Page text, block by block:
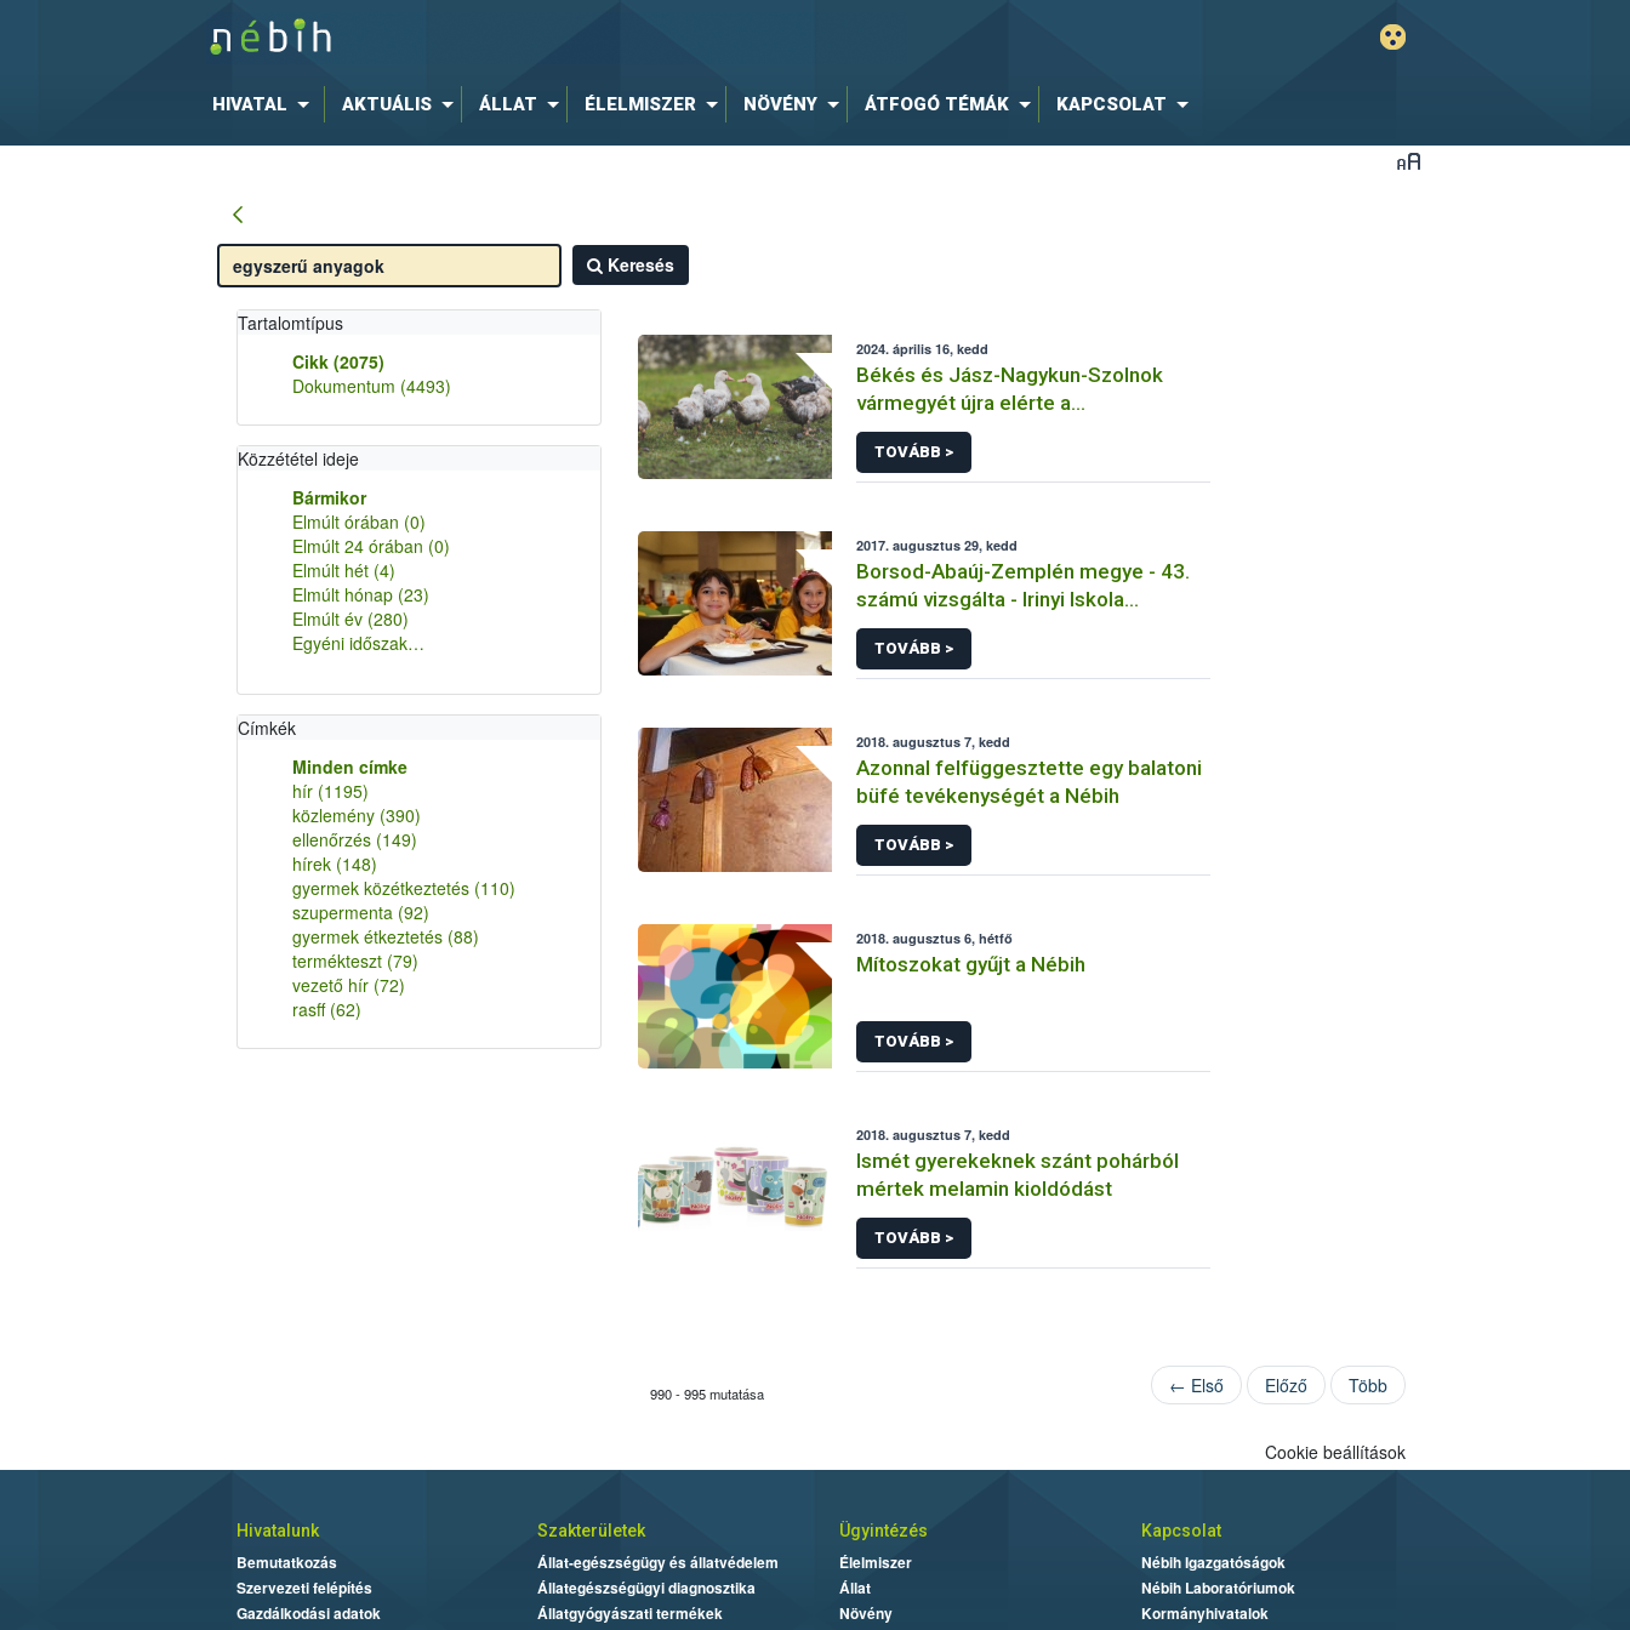
HIVATAL AKTUÁLIS ÁLLAT ÉLELMISZER NÖVÉNY ÁTFOGÓ TÉMÁK KAPCSOLAT
Keresés
Tartalomtípus
Cikk (2075)
Dokumentum (4493)
Közzététel ideje
Bármikor
Elmúlt órában (0)
Elmúlt 24 órában (0)
Elmúlt hét (4)
Elmúlt hónap (23)
Elmúlt év (280)
Egyéni időszak…
Címkék
Minden címke
hír (1195)
közlemény (390)
ellenőrzés (149)
hírek (148)
gyermek közétkeztetés (110)
szupermenta (92)
gyermek étkeztetés (88)
termékteszt (79)
vezető hír (72)
rasff (62)
2024. április 16, kedd
Békés és Jász-Nagykun-Szolnok
vármegyét újra elérte a
madárinfluenza
TOVÁBB >
2017. augusztus 29, kedd
Borsod-Abaúj-Zemplén megye - 43.
számú vizsgálta - Irinyi Iskola
Tálalókonyha - Kazinczbarcika
TOVÁBB >
2018. augusztus 7, kedd
Azonnal felfüggesztette egy balatoni
büfé tevékenységét a Nébih
TOVÁBB >
2018. augusztus 6, hétfő
Mítoszokat gyűjt a Nébih
TOVÁBB >
2018. augusztus 7, kedd
Ismét gyerekeknek szánt pohárból
mértek melamin kioldódást
TOVÁBB >
990 - 995 mutatása ← Első Előző Több
Cookie beállítások
Hivatalunk
Bemutatkozás
Szervezeti felépítés
Gazdálkodási adatok
Szakterületek
Állat-egészségügy és állatvédelem
Állategészségügyi diagnosztika
Állatgyógyászati termékek
Ügyintézés
Élelmiszer
Állat
Növény
Kapcsolat
Nébih Igazgatóságok
Nébih Laboratóriumok
Kormányhivatalok